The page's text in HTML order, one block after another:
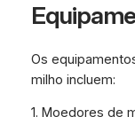
Os
milho incluem:
1. Moedores de